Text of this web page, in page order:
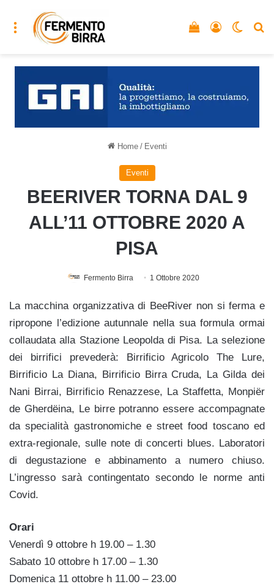
Menu Accedi
Vedi il carrello
Home / Eventi
Eventi
BEERIVER TORNA DAL 9
ALL’11 OTTOBRE 2020 A
PISA
Fermento Birra 1 Ottobre 2020
La macchina organizzativa di BeeRiver non si ferma e
ripropone l’edizione autunnale nella sua formula ormai
collaudata alla Stazione Leopolda di Pisa. La selezione
dei birrifici prevederà: Birrificio Agricolo The Lure,
Birrificio La Diana, Birrificio Birra Cruda, La Gilda dei
Nani Birrai, Birrificio Renazzese, La Staffetta, Monpiër
de Gherdëina, Le birre potranno essere accompagnate
da specialità gastronomiche e street food toscano ed
extra-regionale, sulle note di concerti blues. Laboratori
di degustazione e abbinamento a numero chiuso.
L’ingresso sarà contingentato secondo le norme anti
Covid.
Orari
Venerdì 9 ottobre h 19.00 – 1.30
Sabato 10 ottobre h 17.00 – 1.30
Domenica 11 ottobre h 11.00 – 23.00